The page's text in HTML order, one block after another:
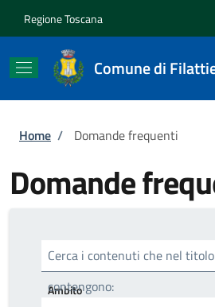
Regione Toscana
Comune di
Briciole di pane
Home / Domande frequenti
Domande
Cerca i contenuti che nel titolo
contengono:
Ambito